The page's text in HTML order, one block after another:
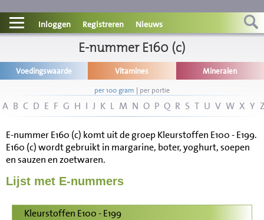
Contact
Disclaimer
Inloggen Registreren Nieuws
E-nummer E160 (c)
Voedingswaarde Vitamines Mineralen
per 100 gram | per portie
A B C D E F G H I J K L M N O P Q R S T U V W X Y
E-nummer E160 (c) komt uit de groep Kleurstoffen E100 - E199.
E160 (c) wordt gebruikt in margarine, boter, yoghurt, soepen
en sauzen en zoetwaren.
Lijst met E-nummers
Kleurstoffen E100 - E199